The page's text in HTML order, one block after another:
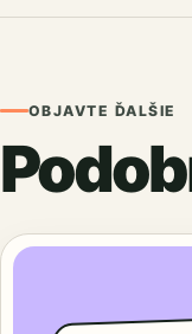
OBJAVTE ĎALŠIE